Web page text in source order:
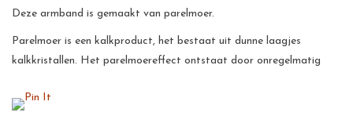
Deze armband is gemaakt van parelmoer.
Parelmoer is een kalkproduct, het bestaat uit dunne laagjes
kalkkristallen. Het parelmoereffect ontstaat door onregelmatig
parelmoer wordt handmatig gepolijst, hierdoor krijgt de parelmoer